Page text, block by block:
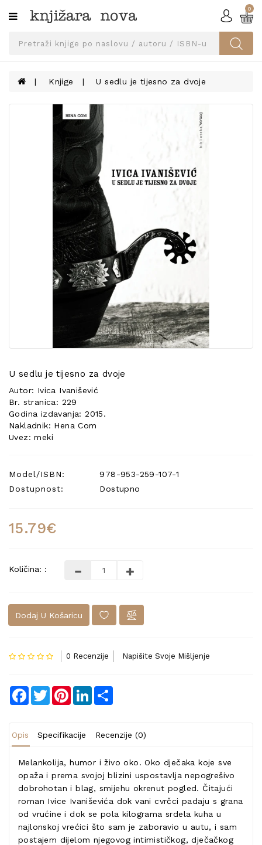
Kategorije
SVEUČILIŠNA
UDŽBENICI
KNJIGE
UDŽBENIKE!
POSEBNA
0
Knjige U sedlu je tijesno za dvoje
U sedlu je tijesno za dvoje
Autor: Ivica Ivanišević
Br. stranica: 229
Godina izdavanja: 2015.
Nakladnik: Hena Com
Uvez: meki
Model/ISBN:
978-953-259-107-1
Dostupnost:
Dostupno
15.79€
Količina: :
Dodaj U Košaricu
0 Recenzije Napišite Svoje Mišljenje
Facebook
TwitterPinterestLinkedIn
Opis Specifikacije Recenzije (0)
Melankolija, humor i živo oko. Oko dječaka koje sve
opaža i prema svojoj blizini uspostavlja nepogrešivo
dobrohotan i blag, smijehu okrenut pogled. Čitajući
roman Ivice Ivaniševića dok vani cvrčci padaju s grana
od vrućine i dok se pola kilograma srdela kuha u
najlonskoj vrećici što sam je zaboravio u autu, i sam
postajem dijelom njegovog intimističkog, dječačkog